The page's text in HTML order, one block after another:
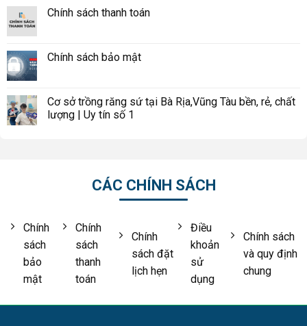
Chính sách thanh toán
Chính sách bảo mật
Cơ sở trồng răng sứ tại Bà Rịa,Vũng Tàu bền, rẻ, chất
lượng | Uy tín số 1
CÁC CHÍNH SÁCH
Chính
sách
bảo
mật
Chính
sách
thanh
toán
Chính
sách đặt
lịch hẹn
Điều
khoản
sử
dụng
Chính sách
và quy định
chung